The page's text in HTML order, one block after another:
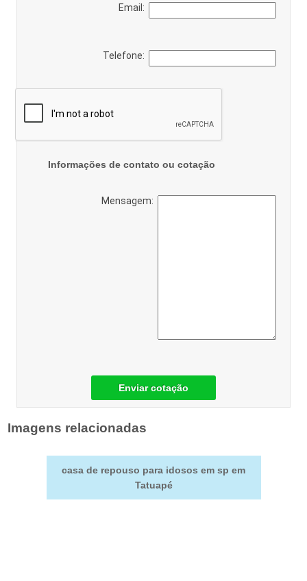
Email:
Telefone:
Informações de contato ou cotação
Mensagem:
Enviar cotação
Imagens relacionadas
casa de repouso para idosos em sp em
Tatuapé